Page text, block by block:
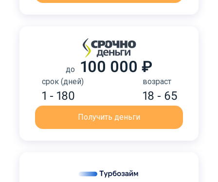
до 100 000 ₽
срок (дней)
1 - 180
возраст
18 - 65
Получить деньги